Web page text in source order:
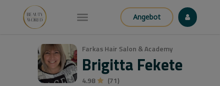
Angebot
Farkas Hair Salon & Academy
Brigitta Fekete
4.98 (71)